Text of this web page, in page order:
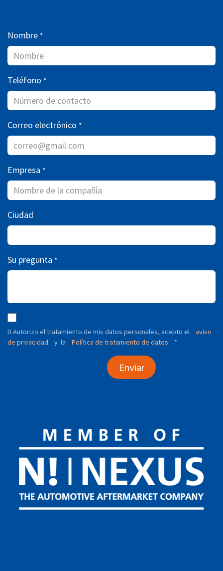
Nombre *
Teléfono *
Correo electrónico *
Empresa *
Ciudad
Su pregunta *
D Autorizo ​​el tratamiento de mis datos personales, acepto el
aviso
de privacidad
y la Política de tratamiento de datos *
Enviar